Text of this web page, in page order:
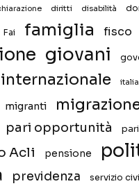
diritti disabilità
Fai famiglia fisco
giovani
internazionale
migranti
pari opportunità
Acli pensione
previdenza servizio